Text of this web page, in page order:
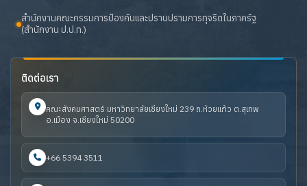
สำนักงานคณะกรรมการป้องกันและปราบปรามการทุจริตในภาครัฐ
(สำนักงาน ป.ป.ท.)
ติดต่อเรา
คณะสังคมศาสตร์ มหาวิทยาลัยเชียงใหม่ 239 ถ.ห้วยแก้ว ต.สุเทพ
อ.เมือง จ.เชียงใหม่ 50200
+66 5394 3511